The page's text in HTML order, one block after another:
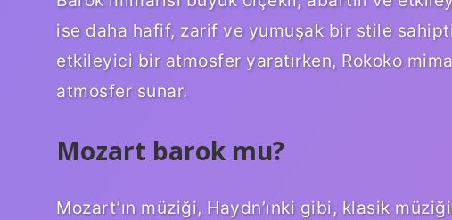
ise daha hafif, zarif ve yumuşak bir stile
etkileyici bir atmosfer yaratırken, Rokoko
atmosfer sunar.
Mozart barok mu?
Mozart’ın müziği, Haydn’ınki gibi, klasik